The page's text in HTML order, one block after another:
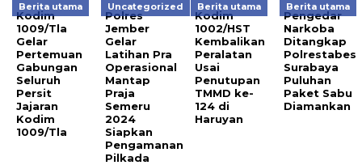
Berita utama
Kodim
1009/Tla
Gelar
Pertemuan
Gabungan
Seluruh
Persit
Jajaran
Kodim
1009/Tla
Uncategorized
Polres
Jember
Gelar
Latihan Pra
Operasional
Mantap
Praja
Semeru
2024
Siapkan
Pengamanan
Pilkada
Berita utama
Kodim
1002/HST
Kembalikan
Peralatan
Usai
Penutupan
TMMD ke-
124 di
Haruyan
Berita utama
Pengedar
Narkoba
Ditangkap
Polrestabes
Surabaya
Puluhan
Paket Sabu
Diamankan